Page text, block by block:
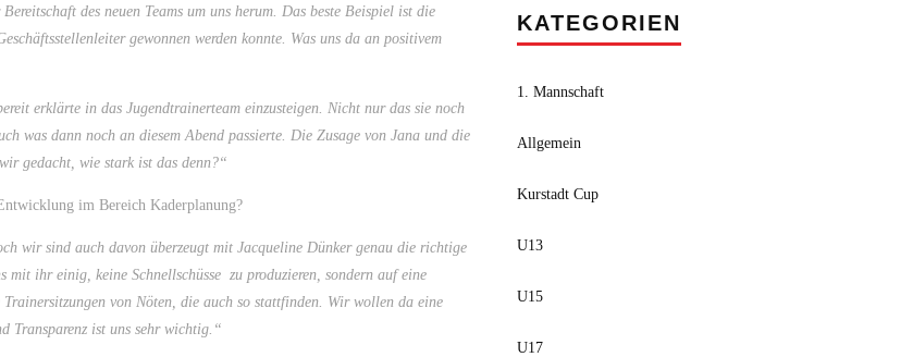
des neuen Teams um uns herum. Das beste Beispiel ist die
gewonnen werden konnte. Was uns da an positivem
erklärte in das Jugendtrainerteam einzusteigen. Nicht nur das sie noch
was dann noch an diesem Abend passierte. Die Zusage von Jana und die
gedacht, wie stark ist das denn?“
im Bereich Kaderplanung?
wir sind auch davon überzeugt mit Jacqueline Dünker genau die richtige
ihr einig, keine Schnellschüsse zu produzieren, sondern auf eine
von Nöten, die auch so stattfinden. Wir wollen da eine
Transparenz ist uns sehr wichtig.“
KATEGORIEN
1. Mannschaft
Allgemein
Kurstadt Cup
U13
U15
U17